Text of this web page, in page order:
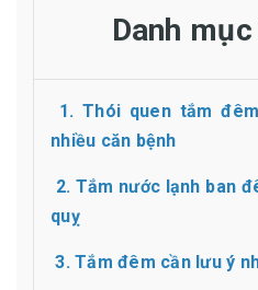
Danh
1. Thói quen tắm
nhiều căn bệnh
2. Tắm nước lạnh ban
quỵ
3. Tắm đêm cần lưu ý